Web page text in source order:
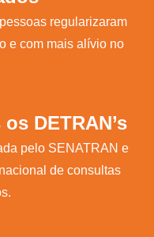
regularizaram
e com mais alívio no
DETRAN’s
pelo SENATRAN e
de consultas